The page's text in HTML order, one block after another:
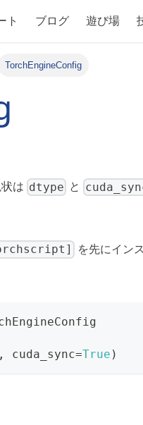
ト ブログ 遊び場
TorchEngineConfig
は dtype と
を先にイン
, cuda_sync=True )